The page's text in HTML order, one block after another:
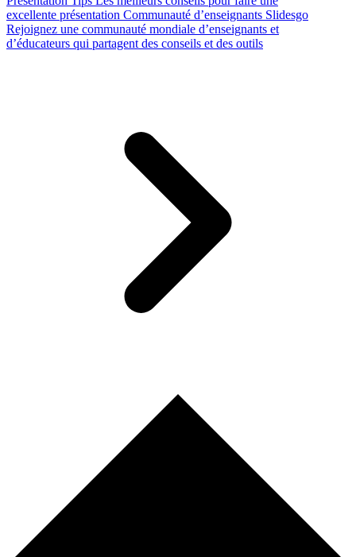
excellente présentation Communauté d’enseignants Slidesgo
Rejoignez une communauté mondiale d’enseignants et
d’éducateurs qui partagent des conseils et des outils